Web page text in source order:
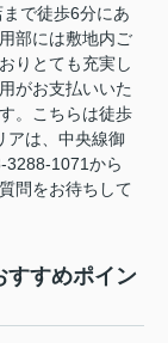
で徒歩6分にあ
部には敷地内ご
りとても充実し
がお支払いいた
。こちらは徒歩
アは、中央線御
3288-1071から
問をお待ちして
すすめポイン